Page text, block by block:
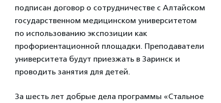
подписан договор о сотрудничестве с Алтайском
государственном медицинском университетом
по использованию экспозиции как
профориентационной площадки. Преподаватели
университета будут приезжать в Заринск и
проводить занятия для детей.
За шесть лет добрые дела программы «Стальное